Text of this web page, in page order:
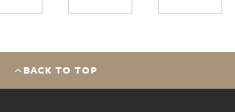
BACK TO TOP